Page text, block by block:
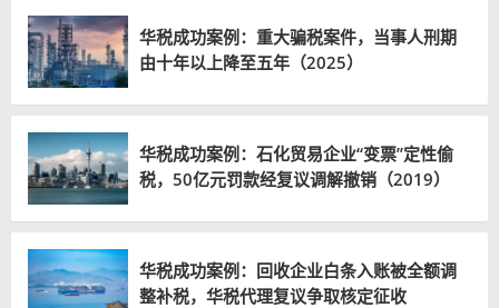
华税成功案例：重大骗税案件，当事人刑期
由十年以上降至五年（2025）
华税成功案例：石化贸易企业“变票”定性偷
税，50亿元罚款经复议调解撤销（2019）
华税成功案例：回收企业白条入账被全额调
整补税，华税代理复议争取核定征收